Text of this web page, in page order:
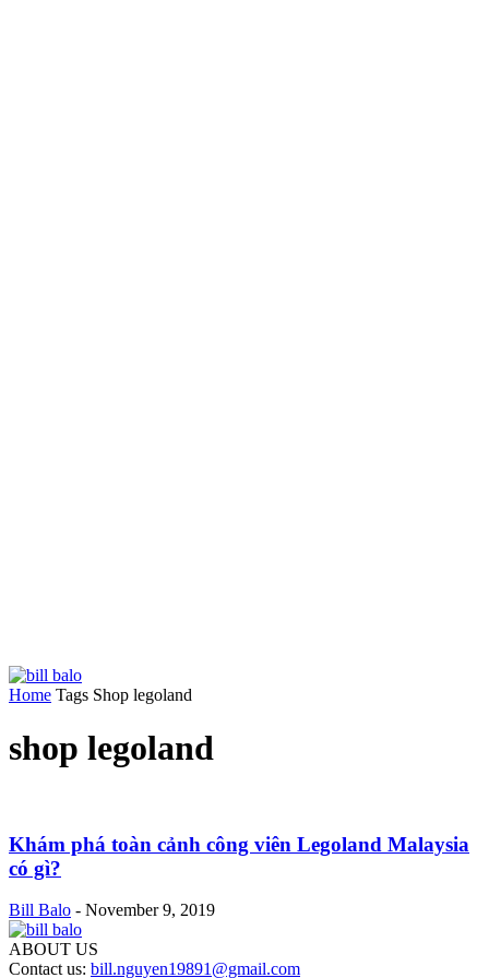
Home Tags Shop legoland
shop legoland
Khám phá toàn cảnh công viên Legoland Malaysia
có gì?
Bill Balo - November 9, 2019
ABOUT US
Contact us: bill.nguyen19891@gmail.com